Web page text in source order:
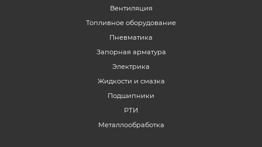
Вентиляция
Топливное оборудование
Пневматика
Запорная арматура
Электрика
Жидкости и смазка
Подшипники
РТИ
Металлообработка